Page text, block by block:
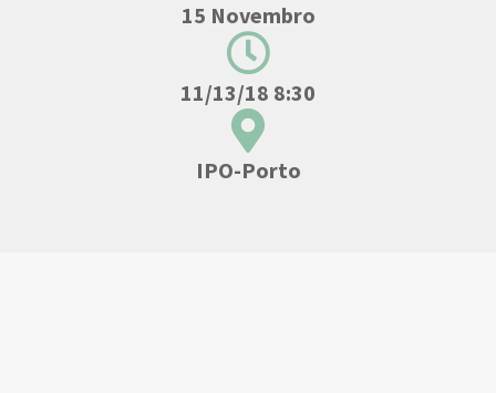
15 Novembro
11/13/18 8:30
IPO-Porto